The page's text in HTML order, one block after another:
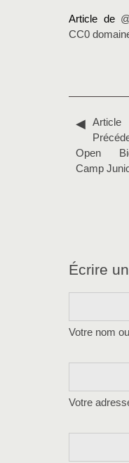
Article de
CC0
Article
Open
Camp
Écrire
Votre nom
Votre